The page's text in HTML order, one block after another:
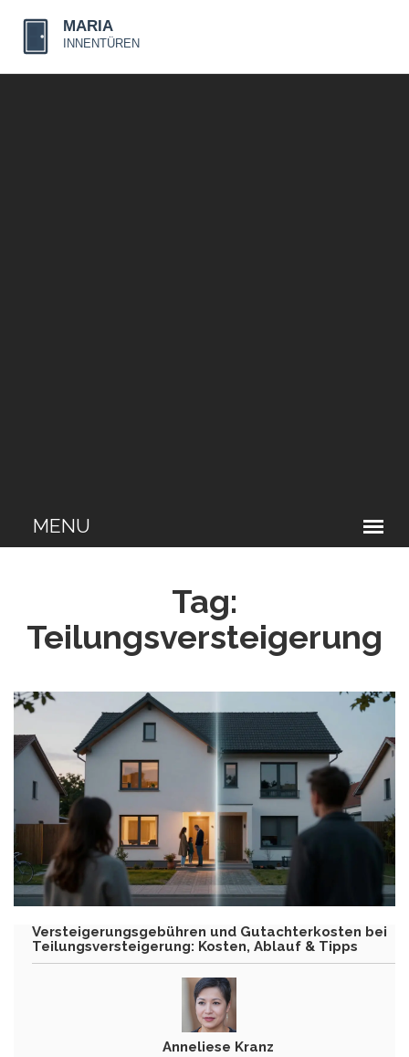
Tag:
Teilungsversteigerung
Versteigerungsgebühren und Gutachterkosten bei
Teilungsversteigerung: Kosten, Ablauf & Tipps
Anneliese Kranz